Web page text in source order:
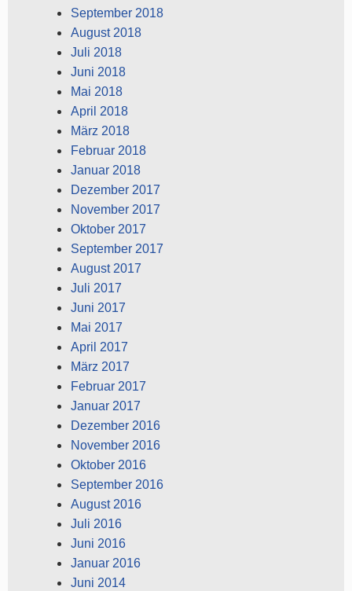
September 2018
August 2018
Juli 2018
Juni 2018
Mai 2018
April 2018
März 2018
Februar 2018
Januar 2018
Dezember 2017
November 2017
Oktober 2017
September 2017
August 2017
Juli 2017
Juni 2017
Mai 2017
April 2017
März 2017
Februar 2017
Januar 2017
Dezember 2016
November 2016
Oktober 2016
September 2016
August 2016
Juli 2016
Juni 2016
Januar 2016
Juni 2014